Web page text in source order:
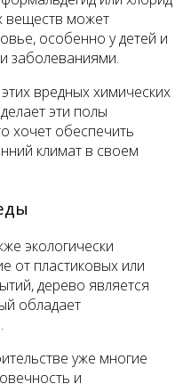
веществ может
особенно у детей и
заболеваниями.
вредных химических
эти полы
хочет обеспечить
климат в своем
экологически
от пластиковых или
дерево является
обладает
уже многие
и